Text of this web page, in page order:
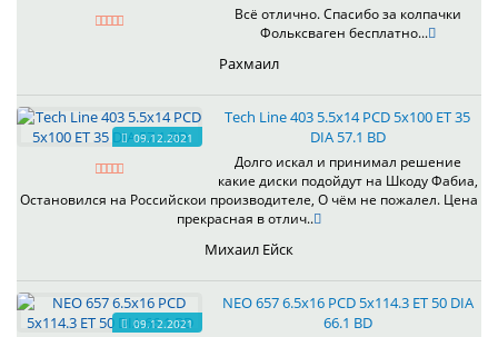
Всё отлично. Спасибо за колпачки
Фольксваген бесплатно...
Рахмаил
09.12.2021
Tech Line 403 5.5x14 PCD 5x100 ET 35
DIA 57.1 BD
Долго искал и принимал решение
какие диски подойдут на Шкоду Фабиа,
Остановился на Российскои производителе, О чём не пожалел. Цена
прекрасная в отлич..
Михаил Ейск
09.12.2021
NEO 657 6.5x16 PCD 5x114.3 ET 50 DIA
66.1 BD